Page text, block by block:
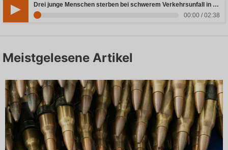
Drei junge Menschen sterben bei schwerem Verkehrsunfall in Rheinland-Pfalz
00:00 / 02:38
Meistgelesene Artikel